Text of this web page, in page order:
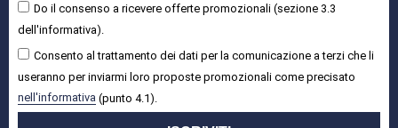
Do il consenso a ricevere offerte promozionali (sezione 3.3
dell'informativa).
Consento al trattamento dei dati per la comunicazione a terzi che li
useranno per inviarmi loro proposte promozionali come precisato
nell'informativa (punto 4.1).